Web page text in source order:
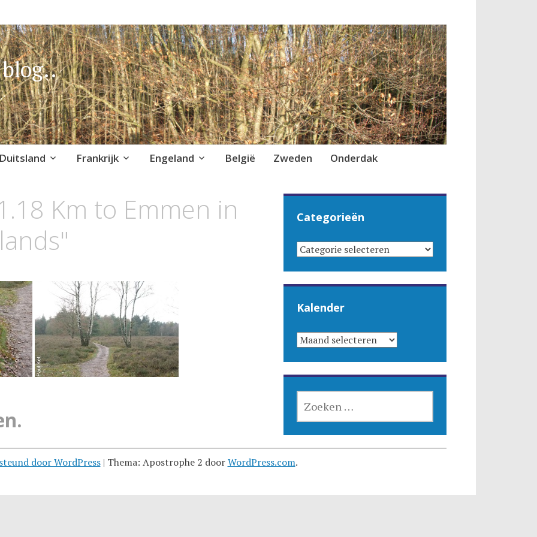
Duitsland Frankrijk Engeland België Zweden Onderdak
Km to Emmen in
Categorieën
CATEGORIEËN
Kalender
KALENDER
NAAR:
door WordPress | Thema: Apostrophe 2 doorWordPress.com.